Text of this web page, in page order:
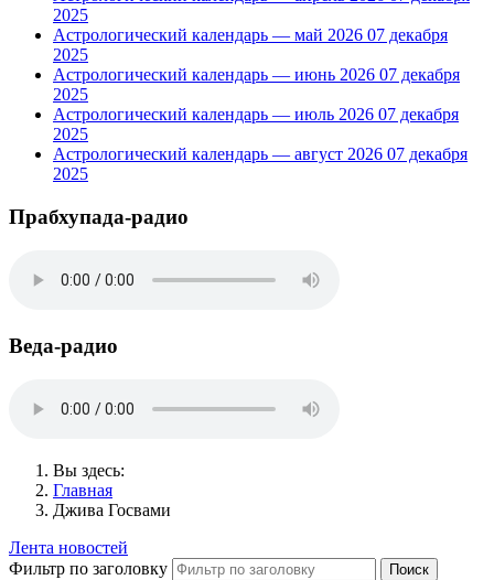
2025
Астрологический календарь — май 2026 07 декабря
2025
Астрологический календарь — июнь 2026 07 декабря
2025
Астрологический календарь — июль 2026 07 декабря
2025
Астрологический календарь — август 2026 07 декабря
2025
Прабхупада-радио
Веда-радио
Вы здесь:
Главная
Джива Госвами
Лента новостей
Фильтр по заголовку
Поиск